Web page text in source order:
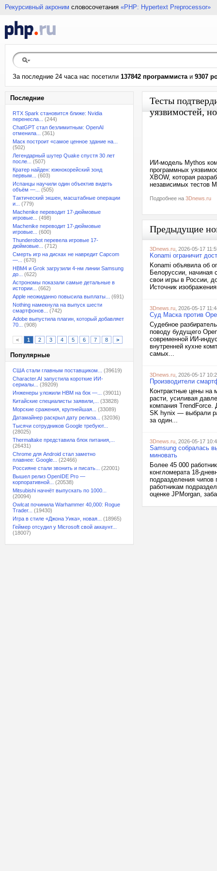
Рекурсивный акроним словосочетания «PHP: Hypertext Preprocessor»
За последние 24 часа нас посетили 137842 программистаи 9307
Последние
RTX Spark становится ближе: Nvidia
перенесла...
(244)
ChatGPT стал безлимитным: OpenAI
отменила...
(361)
Маск построит «самое ценное здание на...
(502)
Легендарный шутер Quake спустя 30 лет
после...
(507)
Кратер найден: южнокорейский зонд
первым...
(603)
Испанцы научили один объектив видеть
объём —...
(505)
Тактический экшен, масштабные операции
и...
(779)
Machenike переводит 17-дюймовые
игровые...
(498)
Machenike переводит 17-дюймовые
игровые...
(600)
Thunderobot перевела игровые 17-
дюймовые...
(712)
Смерть игр на дисках не навредит Capcom
—...
(670)
HBM4 и Grok загрузили 4-нм линии Samsung
до...
(622)
Астрономы показали самые детальные в
истории...
(662)
Apple неожиданно повысила выплаты...
(691)
Nothing намекнула на выпуск шести
смартфонов...
(742)
Adobe выпустила плагин, который добавляет
70...
(908)
< 1 2 3 4 5 6 7 8 >
Популярные
США стали главным поставщиком...
(39619)
Character.AI запустила короткие ИИ-
сериалы...
(39209)
Инженеры уложили HBM на бок —...
(39011)
Китайские специалисты заявили,...
(33828)
Морские сражения, крупнейшая...
(33089)
Датамайнер раскрыл дату релиза...
(32036)
Тысячи сотрудников Google требуют...
(28025)
Thermaltake представила блок питания,...
(26431)
Chrome для Android стал заметно
плавнее: Google...
(22466)
Россияне стали звонить и писать...
(22001)
Вышел релиз OpenIDE Pro —
корпоративной...
(20538)
Mitsubishi начнёт выпускать по 1000...
(20094)
Owlcat починила Warhammer 40,000: Rogue
Trader...
(19430)
Игра в стиле «Джона Уика», новая...
(18965)
Геймер отсудил у Microsoft свой аккаунт...
(18007)
Тесты
уязвимостей,
ИИ-модель Mythos
программных
XBOW, которая
независимых тестов
Подробнее на 3Dnews.ru
Предыдущие
3Dnews.ru , 2026-05-17
Konami ограничит
Konami объявила об
Белоруссии, начиная
свои игры в России,
Источник
3Dnews.ru , 2026-05-17
Суд Маска против
Судебное
поводу будущего
современной ИИ-
внутренней кухне
самых...
3Dnews.ru , 2026-05-17
Производители
Контрактные цены на
расти, усиливая
компания
SK hynix — выбрали
за один...
3Dnews.ru , 2026-05-17
Samsung собралась
миновать
Более 45 000
конгломерата 18-
подразделения чипов
работникам
оценке JPMorgan,